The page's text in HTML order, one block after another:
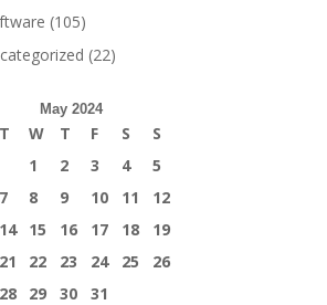
(105)
(22)
May 2024
T W T F S
S
1
2 3 4
5
7 8 9 10 11
12
14 15 16 17 18
19
21 22 23 24 25
26
28 29 30
31